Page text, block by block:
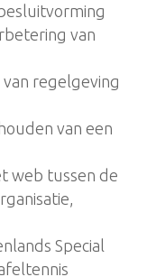
van
regelgeving
van een
web tussen de
Special